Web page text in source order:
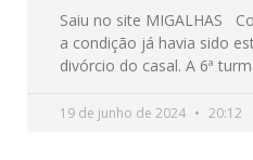
Saiu no site MIGALHAS
a condição já havia sido
divórcio do casal. A 6ª
19 de junho de 2024 20:12